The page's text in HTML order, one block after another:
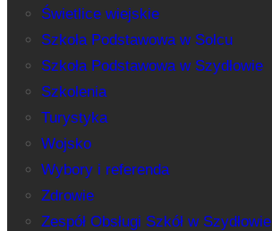
Świetlice wiejskie
Szkoła Podstawowa w Solcu
Szkoła Podstawowa w Szydłowie
Szkolenia
Turystyka
Wojsko
Wybory i referenda
Zdrowie
Zespół Obsługi Szkół w Szydłowie